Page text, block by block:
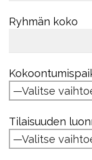
Ryhmän koko
Tilaisuuden